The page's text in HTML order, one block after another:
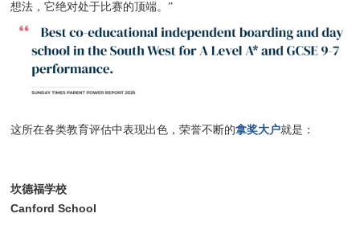
想法，它绝对处于比赛的顶端。”
这所在各类教育评估中表现出色，荣誉不断的拿奖大户就是：
坎德福学校
Canford School